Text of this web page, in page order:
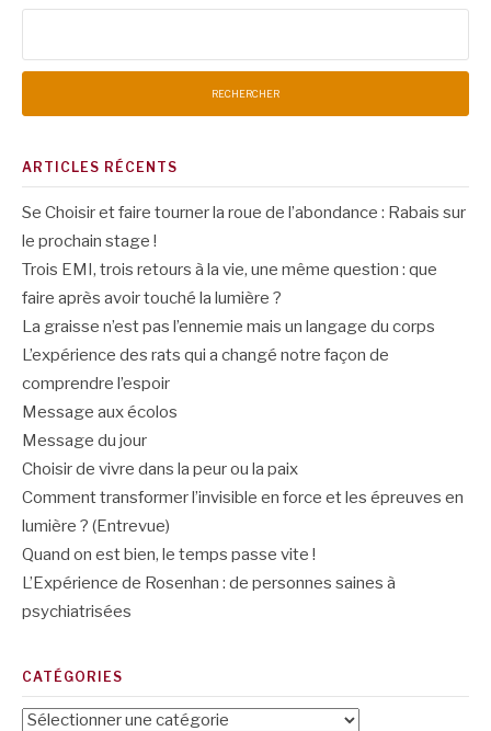
ARTICLES RÉCENTS
Se Choisir et faire tourner la roue de l’abondance : Rabais sur
le prochain stage !
Trois EMI, trois retours à la vie, une même question : que
faire après avoir touché la lumière ?
La graisse n’est pas l’ennemie mais un langage du corps
L’expérience des rats qui a changé notre façon de
comprendre l’espoir
Message aux écolos
Message du jour
Choisir de vivre dans la peur ou la paix
Comment transformer l’invisible en force et les épreuves en
lumière ? (Entrevue)
Quand on est bien, le temps passe vite !
L’Expérience de Rosenhan : de personnes saines à
psychiatrisées
CATÉGORIES
Catégories